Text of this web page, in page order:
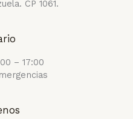
CP 1061.
– 17:00